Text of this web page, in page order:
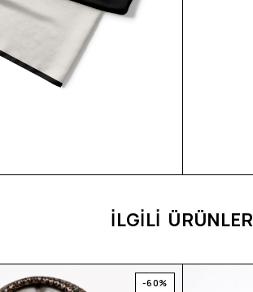
İLGİLİ ÜRÜNLER
-60%